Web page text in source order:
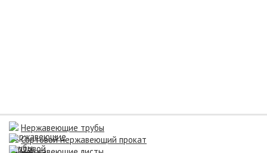
Нержавеющие трубы
Сортовой нержавеющий прокат